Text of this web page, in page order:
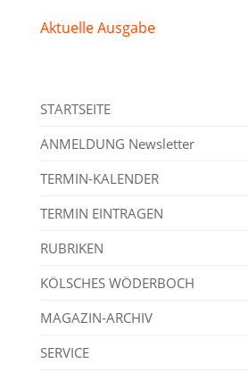
Aktuelle Ausgabe
STARTSEITE
ANMELDUNG Newsletter
TERMIN-KALENDER
TERMIN EINTRAGEN
RUBRIKEN
KÖLSCHES WÖDERBOCH
MAGAZIN-ARCHIV
SERVICE